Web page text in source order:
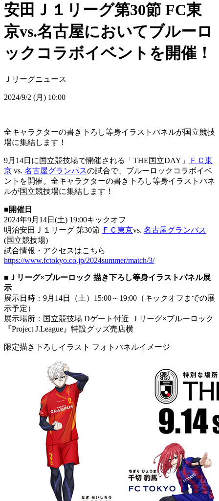
安田Ｊ１リーグ第30節 FC東
京vs.名古屋においてブルーロ
ックコラボイベントを開催！
Ｊリーグニュース
2024/9/2 (月) 10:00
全キャラクターの書き下ろし等身イラストパネルが国立競技
場に集結します！
9月14日に国立競技場で開催される「THE国立DAY」
ＦＣ東
京 vs. 名古屋グランパスの試合で、ブルーロックコラボイベ
ントを開催。全キャラクターの書き下ろし等身イラストパネ
ルが国立競技場に集結します！
■開催日
2024年9月14日(土) 19:00キックオフ
明治安田Ｊ１リーグ 第30節 ＦＣ東京vs. 名古屋グランパス
(国立競技場)
試合情報・アクセスはこちら
https://www.fctokyo.co.jp/2024summer/match/3/
■Ｊリーグ×ブルーロック 描き下ろし等身イラストパネル展
示
展示日時：9月14日（土）15:00～19:00（キックオフまでの展
示予定）
展示場所：国立競技場 Dゲート付近 Ｊリーグ×ブルーロック
『Project J.League』特設グッズ売店横
限定描き下ろしイラスト フォトパネルイメージ